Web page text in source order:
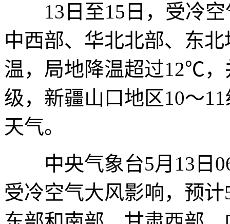
13日至15日，受冷空
中西部、华北北部、东
温，局地降温超过12℃，
级，新疆山口地区10～
天气。
中央气象台5月13日
受冷空气大风影响，预